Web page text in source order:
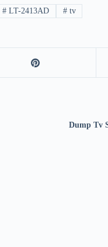
#LT-2413AD #tv
Dump Tv